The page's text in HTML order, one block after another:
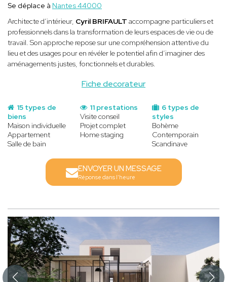
Fiche decorateur
Se déplace à Nantes 44000
Architecte d’intérieur, Cyril BRIFAULT accompagne particuliers et
professionnels dans la transformation de leurs espaces de vie ou de
travail. Son approche repose sur une compréhension attentive du
lieu et des usages pour en révéler le potentiel afin d’imaginer des
aménagements justes, fonctionnels et durables.
15 types de
biens
Maison individuelle
Appartement
Salle de bain
6 types de
styles
Bohème
Contemporain
Scandinave
11 prestations
Visite conseil
Projet complet
Home staging
ENVOYER UN MESSAGE
Réponse dans l'heure